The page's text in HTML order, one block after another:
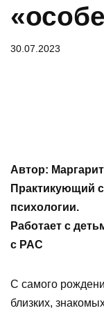
30.07.2023
Автор:
Практикующий
психологии.
Работает с
с РАС
С самого
близких,